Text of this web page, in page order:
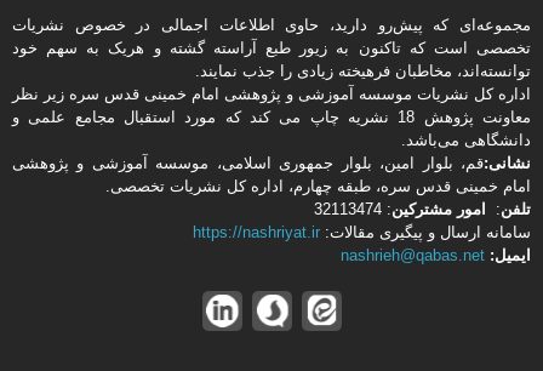
مجموعه‌ای که پیش‌رو دارید،‌ حاوی اطلاعات اجمالی در خصوص نشریات
تخصصی است که تاکنون به زیور طبع آراسته گشته و هریک به سهم خود
توانسته‌اند، مخاطبان فرهیخته‌ زیادی را جذب نمایند.
اداره كل نشریات موسسه آموزشی و پژوهشی امام خمینی قدس سره زیر نظر
معاونت پژوهش 18 نشریه چاپ می کند که مورد استقبال مجامع علمی و
دانشگاهی می‌باشد.
نشانی:قم، بلوار امین، بلوار جمهوری اسلامی، موسسه آموزشی و پژوهشی
امام خمینی قدس سره، طبقه چهارم، اداره كل نشریات تخصصی.
تلفن: امور مشتركین: 32113474
سامانه ارسال و پیگیری مقالات: https://nashriyat.ir
ایمیل: nashrieh@qabas.net